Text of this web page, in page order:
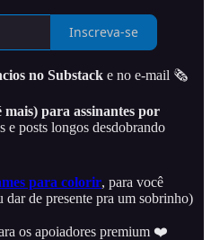
Inscreva-se
no Substack e no e-mail 🗞️
mais) para assinantes por
e posts longos desdobrando
para colorir, para você
de presente pra um sobrinho)
os apoiadores premium ❤️